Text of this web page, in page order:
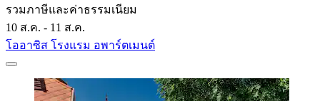
รวมภาษีและค่าธรรมเนียม
10 ส.ค. - 11 ส.ค.
โออาซิส โรงแรม อพาร์ตเมนต์